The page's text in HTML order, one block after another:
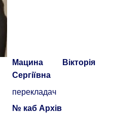
Мацина Вікторія
Сергіївна
перекладач
№ каб Архів